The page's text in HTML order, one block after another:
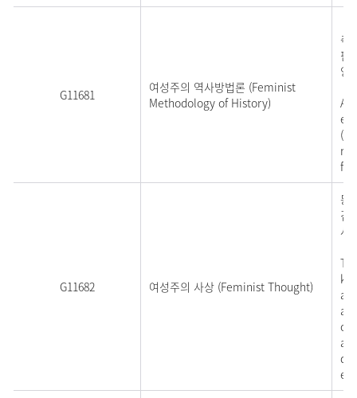
G11681
여성주의 역사방법론 (Feminist
Methodology of History)
축
판
양
A
G11682 여성주의 사상 (Feminist Thought)
동
검
사